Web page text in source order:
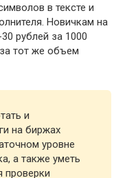
в тексте и
Новичкам на
рублей за 1000
тот же объем
и
на биржах
уровне
а также уметь
проверки